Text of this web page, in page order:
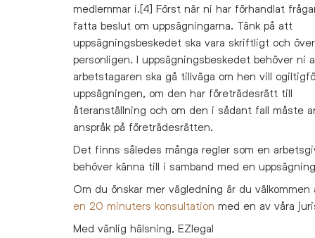
medlemmar i.[4] Först när ni har förhandlat
fatta beslut om uppsägningarna. Tänk på att
uppsägningsbeskedet ska vara skriftligt och
personligen. I uppsägningsbeskedet behöver ni
arbetstagaren ska gå tillväga om hen vill
uppsägningen, om den har företrädesrätt till
återanställning och om den i sådant fall måste
anspråk på företrädesrätten.
Det finns således många regler som en
behöver känna till i samband med en
Om du önskar mer vägledning är du
en 20 minuters konsultation med en av våra
Med vänlig hälsning, EZlegal